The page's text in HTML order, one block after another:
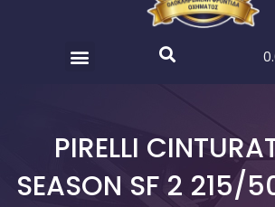
PIRELLI
SEASON SF 2 215/